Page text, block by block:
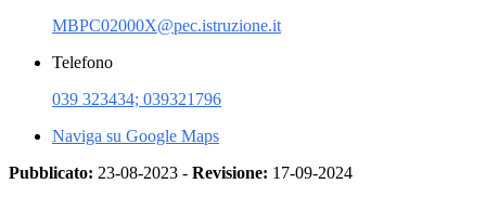
MBPC02000X@pec.istruzione.it
Telefono
039 323434; 039321796
Naviga su Google Maps
Pubblicato: 23-08-2023 - Revisione: 17-09-2024